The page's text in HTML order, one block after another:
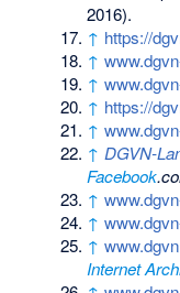
2016).
↑ https://
↑
↑
↑ https://
↑
↑ DGVN-
Facebook
↑
↑
↑
Internet